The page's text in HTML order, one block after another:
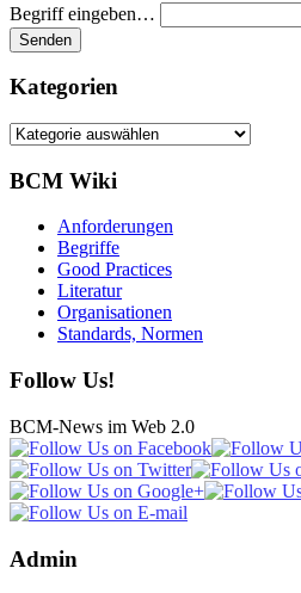
Begriff eingeben…
Kategorien
Kategorien
BCM Wiki
Anforderungen
Begriffe
Good Practices
Literatur
Organisationen
Standards, Normen
Follow Us!
BCM-News im Web 2.0
Admin